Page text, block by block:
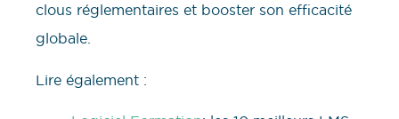
clous réglementaires et booster son efficacité
globale.
Lire également :